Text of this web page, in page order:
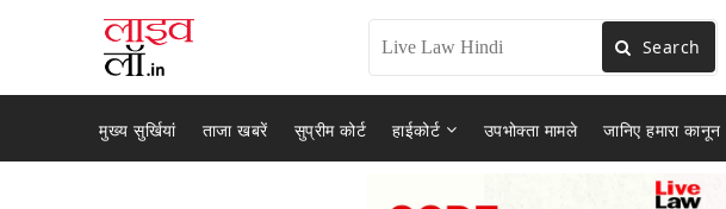
Search
मुख्य सुर्खियां ताजा खबरें सुप्रीम कोर्ट हाईकोर्ट उपभोक्ता मामले जानिए हमारा कानून